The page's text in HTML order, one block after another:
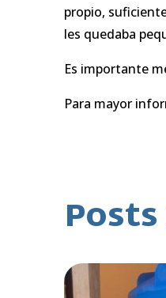
propio,
les quedaba
Es importante
Para mayor